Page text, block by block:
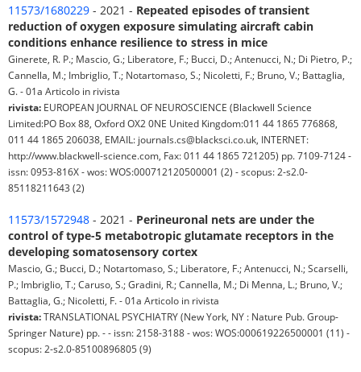
11573/1680229 - 2021 - Repeated episodes of transient
reduction of oxygen exposure simulating aircraft cabin
conditions enhance resilience to stress in mice
Ginerete, R. P.; Mascio, G.; Liberatore, F.; Bucci, D.; Antenucci, N.; Di Pietro, P.;
Cannella, M.; Imbriglio, T.; Notartomaso, S.; Nicoletti, F.; Bruno, V.; Battaglia,
G. - 01a Articolo in rivista
rivista: EUROPEAN JOURNAL OF NEUROSCIENCE (Blackwell Science
Limited:PO Box 88, Oxford OX2 0NE United Kingdom:011 44 1865 776868,
011 44 1865 206038, EMAIL: journals.cs@blacksci.co.uk, INTERNET:
http://www.blackwell-science.com, Fax: 011 44 1865 721205) pp. 7109-7124 -
issn: 0953-816X - wos: WOS:000712120500001 (2) - scopus: 2-s2.0-
85118211643 (2)
11573/1572948 - 2021 - Perineuronal nets are under the
control of type-5 metabotropic glutamate receptors in the
developing somatosensory cortex
Mascio, G.; Bucci, D.; Notartomaso, S.; Liberatore, F.; Antenucci, N.; Scarselli,
P.; Imbriglio, T.; Caruso, S.; Gradini, R.; Cannella, M.; Di Menna, L.; Bruno, V.;
Battaglia, G.; Nicoletti, F. - 01a Articolo in rivista
rivista:TRANSLATIONAL PSYCHIATRY (New York, NY : Nature Pub. Group-
Springer Nature) pp. - - issn: 2158-3188 - wos: WOS:000619226500001 (11) -
scopus: 2-s2.0-85100896805 (9)